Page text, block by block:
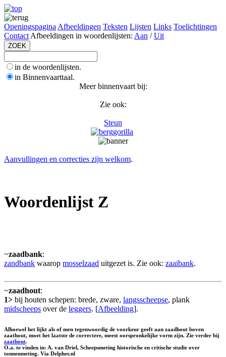
Openingspagina Afbeeldingen Teksten Lijsten Links Toelichtingen
Contact Afbeeldingen in woordenlijsten: Aan /Uit
in de woordenlijsten.
in Binnenvaarttaal.
Meer binnenvaart bij:
Zie ook:
Steun
Aanvullingen en correcties zijn welkom.
Woordenlijst Z
~zaadbank:
zandbank waarop mosselzaad uitgezet is. Zie ook: zaaibank.
~zaadhout:
1> bij houten schepen: brede, zware, langsscheepse, plank
midscheeps over de leggers. [Afbeelding].
Alhoewel het lijkt als of men tegenwoordig de voorkeur geeft aan zaadhout boven
zaathout, moet het laatste de correctere, meest oorspronkelijke vorm zijn. Zie verder bij
zaathout.
O.a. te vinden in: A. van Driel, Scheepsmeting historische en critische studie over
tonnenmeting. Via Delpher.nl